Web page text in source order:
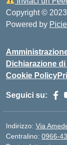
Copyright © 2023
Powered by
Dichiarazione
Cookie Policy
Seguici su:
Indirizzo: Via
Centralino: 0966-